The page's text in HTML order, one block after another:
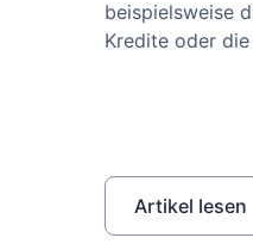
beispielsweise
Kredite oder
Artikel lesen